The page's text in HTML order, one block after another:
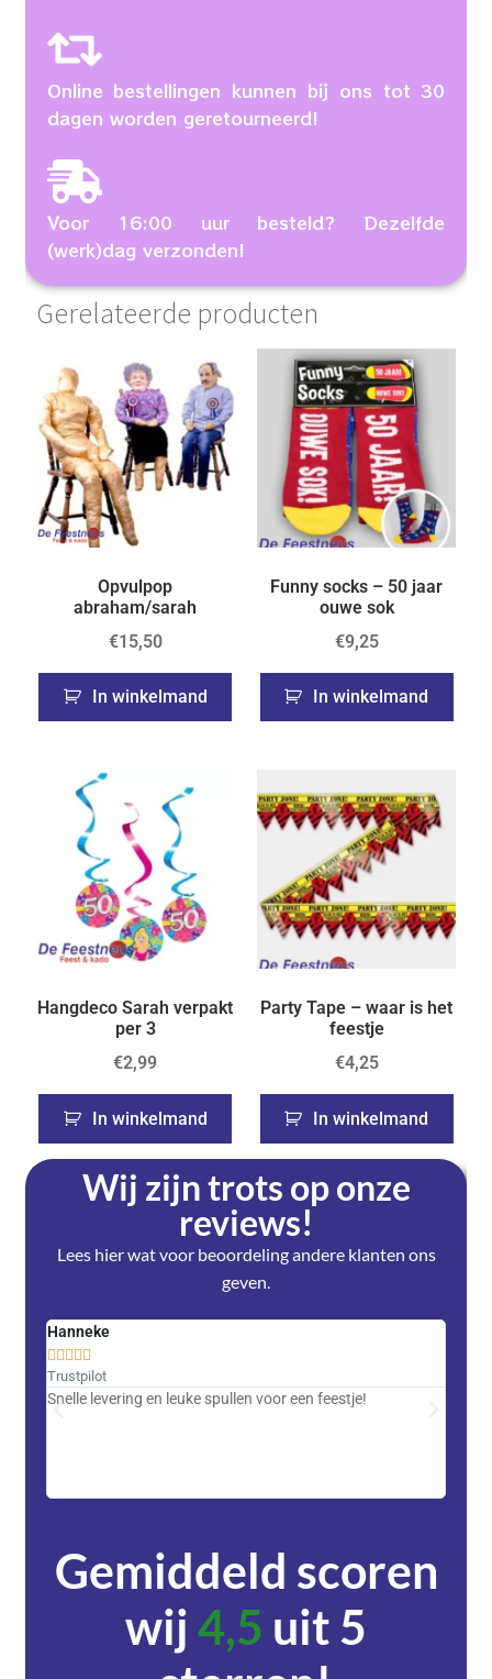
Online bestellingen kunnen bij ons tot 30
dagen worden geretourneerd!
Voor 16:00 uur besteld? Dezelfde
(werk)dag verzonden!
Gerelateerde producten
Opvulpop
abraham/sarah
€15,50
In winkelmand
Funny socks – 50 jaar
ouwe sok
€9,25
In winkelmand
Hangdeco Sarah verpakt
per 3
€2,99
In winkelmand
Party Tape – waar is het
feestje
€4,25
In winkelmand
Wij zijn trots op onze
reviews!
Lees hier wat voor beoordeling andere klanten ons
geven.
Hanneke
    
Trustpilot
Snelle levering en leuke spullen voor een feestje!
Gemiddeld scoren
wij4,5 uit 5